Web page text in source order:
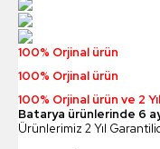
100% Orjinal ürün
100% Orjinal ürün
100% Orjinal ürün ve 2
Batarya ürünlerinde 6
Ürünlerimiz 2 Yıl